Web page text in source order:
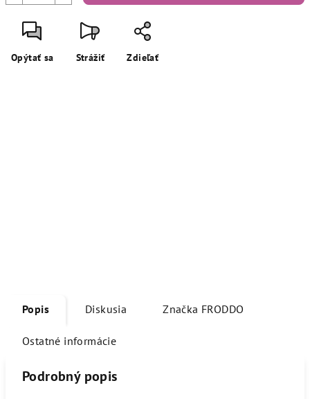
Opýtať sa Strážiť Zdieľať
Popis Diskusia Značka FRODDO
Ostatné informácie
Podrobný popis